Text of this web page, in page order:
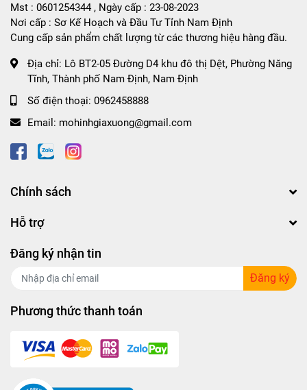
Mst : 0601254344 , Ngày cấp : 23-08-2023
Nơi cấp : Sơ Kế Hoạch và Đầu Tư Tỉnh Nam Định
Cung cấp sản phẩm chất lượng từ các thương hiệu hàng đầu.
Địa chỉ: Lô BT2-05 Đường D4 khu đô thị Dệt, Phường Năng
Tĩnh, Thành phố Nam Định, Nam Định
Số điện thoại: 0962458888
Email: mohinhgiaxuong@gmail.com
Chính sách
Hỗ trợ
Đăng ký nhận tin
Đăng ký
Phương thức thanh toán